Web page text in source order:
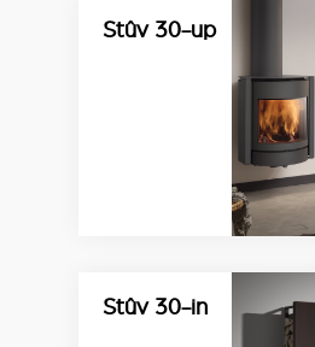
Stûv 30-up
Stûv 30-in